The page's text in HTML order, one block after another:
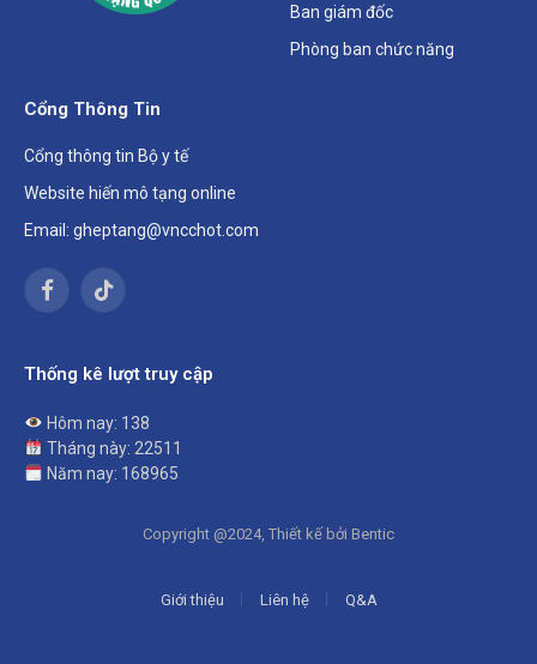
Ban giám đốc
Phòng ban chức năng
Cổng Thông Tin
Cổng thông tin Bộ y tế
Website hiến mô tạng online
Email: gheptang@vncchot.com
FacebookTikTok
Thống kê lượt truy cập
Hôm nay: 138
Tháng này: 22511
Năm nay: 168965
Copyright @2024, Thiết kế bởi Bentic
Giới thiệu Liên hệ Q&A